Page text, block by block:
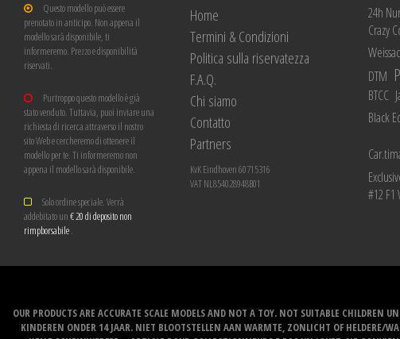
Questo modello può essere
prenotato in anticipo. Non appena il
modello sarà disponibile, ti
informeremo. Prezzo e disponibilità
riservati.
Purtroppo questo modello è già
stato venduto. Tuttavia, puoi inviare una
richiesta di ricerca attraverso il nostro
sito Web e cercheremo di ottenere il
modello per te. Ti informeremo non
appena il modello sarà disponibile.
Solo ordine speciale. Verrà
addebitato un€ 20 di deposito non
rimpborsabile.
Home
Termini & Condizioni
Politica sulla riservatezza
F.A.Q.
Chi siamo
Contatto
Partners
KvK Eindhoven 60715316
VAT NL854028948B01
24h
Crazy
DTM
BTCC
Black
#12
OUR PRODUCTS ARE ACCURATE SCALE MODELS AND NOT A TOY. NOT SUITABLE CHILDREN
KINDEREN ONDER 14 JAAR. NIET BLOOTSTELLEN AAN WARMTE, ZONLICHT OF HELDERE/